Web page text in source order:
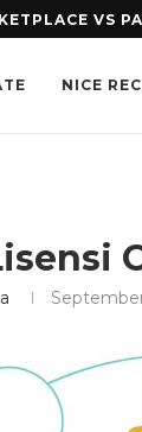
VS
NICE